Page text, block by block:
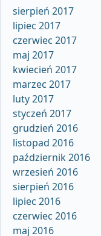
sierpień 2017
lipiec 2017
czerwiec 2017
maj 2017
kwiecień 2017
marzec 2017
luty 2017
styczeń 2017
grudzień 2016
listopad 2016
październik 2016
wrzesień 2016
sierpień 2016
lipiec 2016
czerwiec 2016
maj 2016